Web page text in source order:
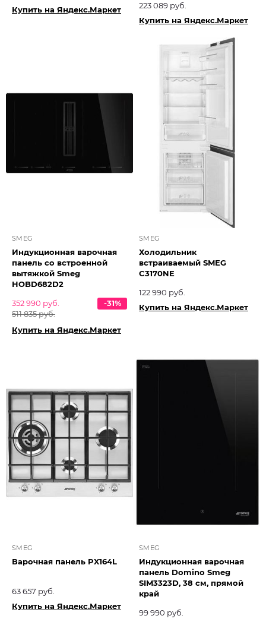
Купить на Яндекс.Маркет
223 089 руб.
Купить на Яндекс.Маркет
SMEG
Индукционная варочная
панель со встроенной
вытяжкой Smeg
HOBD682D2
352 990 руб.
511 835 руб.
-31%
Купить на Яндекс.Маркет
SMEG
Холодильник
встраиваемый SMEG
C3170NE
122 990 руб.
Купить на Яндекс.Маркет
SMEG
Варочная панель PX164L
63 657 руб.
Купить на Яндекс.Маркет
SMEG
Индукционная варочная
панель Domino Smeg
SIM3323D, 38 см, прямой
край
99 990 руб.